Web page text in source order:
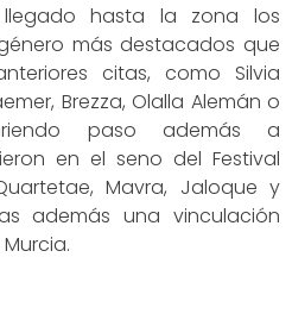
llegado hasta la zona los
más destacados que
citas, como Silvia
Brezza, Olalla Alemán o
paso además a
en el seno del Festival
Mavra, Jaloque y
además una vinculación